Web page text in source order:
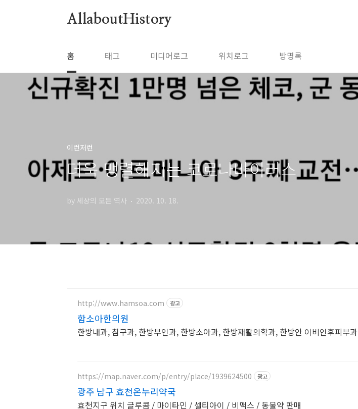
AllaboutHistory
홈 태그 미디어로그 위치로그 방명록
이런저런
더욱 맹렬해지는 코로나바이러스
by 세상의 모든 역사 2020. 10. 18.
http://www.hamsoa.com 광고
함소아한의원
한방내과, 침구과, 한방부인과, 한방소아과, 한방재활의학과, 한방안 이비인후피부과
https://map.naver.com/p/entry/place/1939624500 광고
광주 남구 효천온누리약국
효천지구 위치 글루콤 / 마이타민 / 셀티아이 / 비맥스 / 동물약 판매